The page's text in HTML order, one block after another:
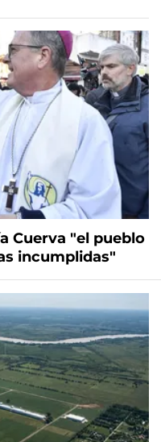
Cuerva "el pueblo
incumplidas"